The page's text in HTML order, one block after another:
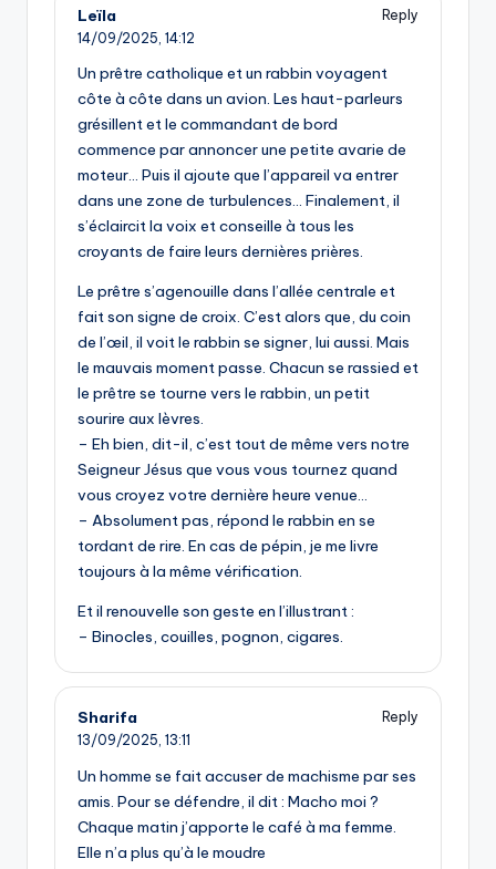
Leïla
Reply
14/09/2025, 14:12
Un prêtre catholique et un rabbin voyagent
côte à côte dans un avion. Les haut-parleurs
grésillent et le commandant de bord
commence par annoncer une petite avarie de
moteur… Puis il ajoute que l’appareil va entrer
dans une zone de turbulences… Finalement, il
s’éclaircit la voix et conseille à tous les
croyants de faire leurs dernières prières.
Le prêtre s’agenouille dans l’allée centrale et
fait son signe de croix. C’est alors que, du coin
de l’œil, il voit le rabbin se signer, lui aussi. Mais
le mauvais moment passe. Chacun se rassied et
le prêtre se tourne vers le rabbin, un petit
sourire aux lèvres.
– Eh bien, dit-il, c’est tout de même vers notre
Seigneur Jésus que vous vous tournez quand
vous croyez votre dernière heure venue…
– Absolument pas, répond le rabbin en se
tordant de rire. En cas de pépin, je me livre
toujours à la même vérification.
Et il renouvelle son geste en l’illustrant :
– Binocles, couilles, pognon, cigares.
Sharifa
Reply
13/09/2025, 13:11
Un homme se fait accuser de machisme par ses
amis. Pour se défendre, il dit : Macho moi ?
Chaque matin j’apporte le café à ma femme.
Elle n’a plus qu’à le moudre